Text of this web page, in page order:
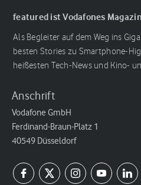
featured ist Vodafones
Als Begleiter auf dem Weg ins
besten Stories zu Smartphone-
heißesten Tech-News und Kino-
Anschrift
Vodafone GmbH
Ferdinand-Braun-Platz 1
40549 Düsseldorf